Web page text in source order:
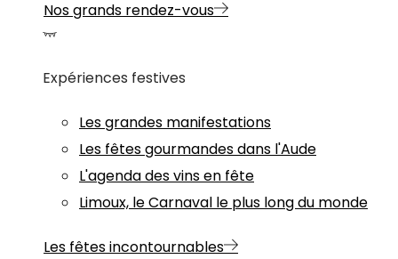
Nos grands rendez-vous
Expériences festives
Les grandes manifestations
Les fêtes gourmandes dans l'Aude
L'agenda des vins en fête
Limoux, le Carnaval le plus long du monde
Les fêtes incontournables